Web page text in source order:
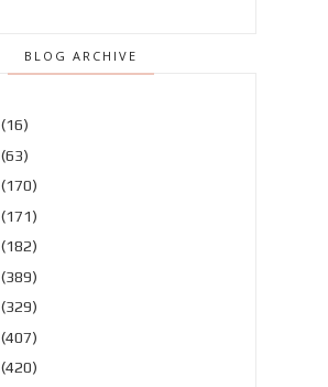
BLOG ARCHIVE
(16)
(63)
(170)
(171)
(182)
(389)
(329)
(407)
(420)